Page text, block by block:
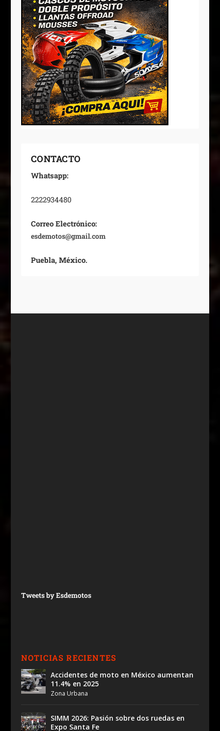
CONTACTO
Whatsapp:
2222934480
Correo Electrónico:
esdemotos@gmail.com
Puebla, México.
Tweets by Esdemotos
NOTICIAS RECIENTES
Accidentes de moto en México aumentan
11.4% en 2025
Zona Urbana
SIMM 2026: Pasión sobre dos ruedas en
Expo Santa Fe